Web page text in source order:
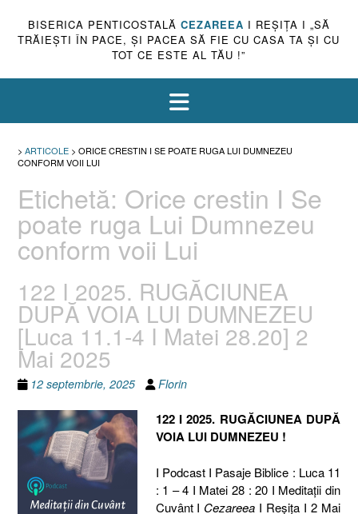
BISERICA PENTICOSTALĂ CEZAREEA I REŞIŢA I „SĂ
TRĂIEŞTI ÎN PACE, ŞI PACEA SĂ FIE CU CASA TA ŞI CU
TOT CE ESTE AL TĂU !”
> ARTICOLE > ORICE CRESTIN I SE POATE RUGA LUI DUMNEZEU
CONFORM VOII LUI
Etichetă: Orice crestin I Se
poate ruga Lui Dumnezeu
conform voii Lui
122 I 2025. RUGĂCIUNEA
DUPĂ VOIA LUI DUMNEZEU
[Luca 11.1-4 I Matei 28.20] 2
Mai 2025
12 septembrie, 2025 Florin
122 I 2025. RUGĂCIUNEA DUPĂ
VOIA LUI DUMNEZEU !
I Podcast I Pasaje Biblice : Luca 11
: 1 – 4 I Matei 28 : 20 I Meditaţii din
Cuvânt I Cezareea I Reşiţa I 2 Mai